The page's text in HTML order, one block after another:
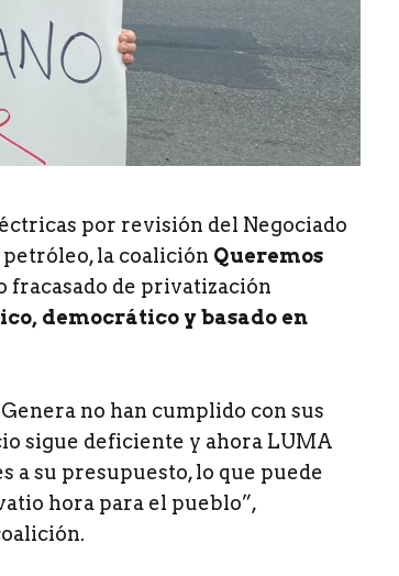
por revisión del Negociado
la coalición Queremos
fracasado de privatización
democrático y basado en
no han cumplido con sus
sigue deficiente y ahora LUMA
a su presupuesto, lo que puede
hora para el pueblo”,